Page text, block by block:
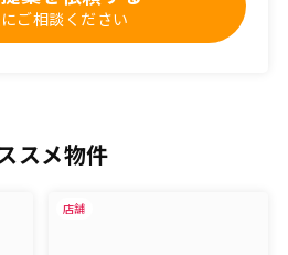
ご相談ください
スメ物件
店舗